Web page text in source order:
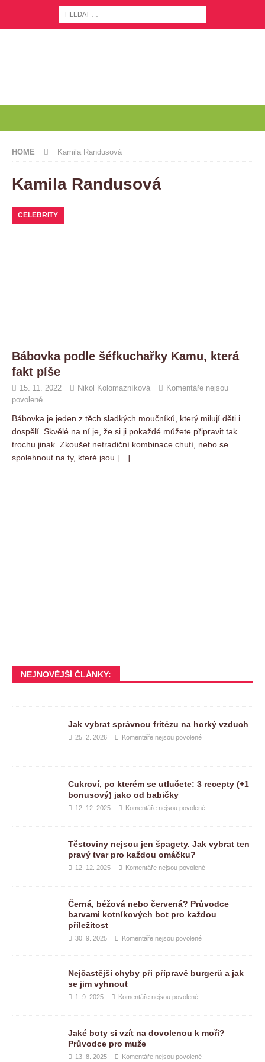
HOME Kamila Randusová
Kamila Randusová
CELEBRITY
Bábovka podle šéfkuchařky Kamu, která
fakt píše
15. 11. 2022 Nikol Kolomazníková
Komentáře nejsou
povolené
Bábovka je jeden z těch sladkých moučníků, který milují děti i
dospělí. Skvělé na ní je, že si ji pokaždé můžete připravit tak
trochu jinak. Zkoušet netradiční kombinace chutí, nebo se
spolehnout na ty, které jsou […]
NEJNOVĚJŠÍ ČLÁNKY:
Jak vybrat správnou fritézu na horký vzduch
25. 2. 2026 Komentáře nejsou povolené
Cukroví, po kterém se utlučete: 3 recepty (+1
bonusový) jako od babičky
12. 12. 2025 Komentáře nejsou povolené
Těstoviny nejsou jen špagety. Jak vybrat ten
pravý tvar pro každou omáčku?
12. 12. 2025 Komentáře nejsou povolené
Černá, béžová nebo červená? Průvodce
barvami kotníkových bot pro každou
příležitost
30. 9. 2025 Komentáře nejsou povolené
Nejčastější chyby při přípravě burgerů a jak
se jim vyhnout
1. 9. 2025 Komentáře nejsou povolené
Jaké boty si vzít na dovolenou k moři?
Průvodce pro muže
13. 8. 2025 Komentáře nejsou povolené